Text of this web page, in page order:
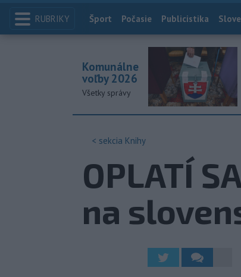
RUBRIKY Index
Šport Počasie Publicistika
Komunálne
voľby 2026
Všetky správy
< sekcia Knihy
OPLATÍ
na